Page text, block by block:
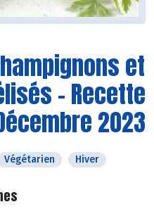
et
- Recette
2023
Végétarien Hiver